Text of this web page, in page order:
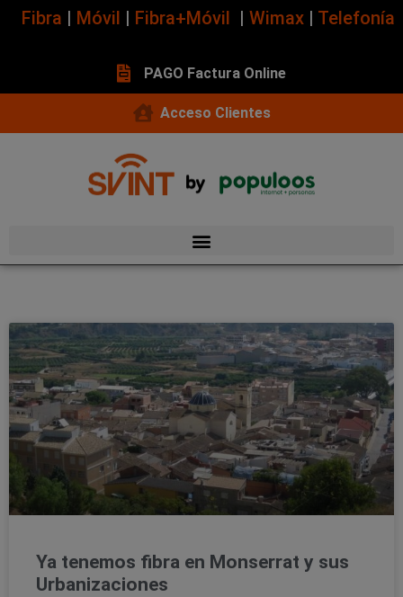
Fibra | Móvil | Fibra+Móvil | Wimax | Telefonía
PAGO Factura Online
Acceso Clientes
Ya tenemos fibra en Monserrat y sus
Urbanizaciones